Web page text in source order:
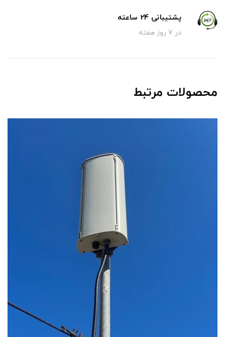
پشتیبانی 24 ساعته
در 7 روز هفته
محصولات مرتبط